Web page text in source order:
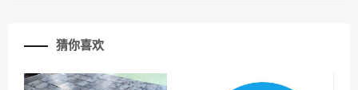
猜你喜欢